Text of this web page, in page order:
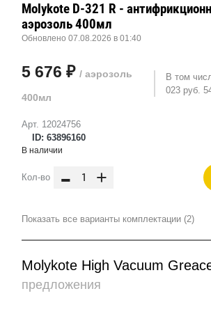
Арт. 12024756
ID: 63896160
Molykote D-321 R -
аэрозоль 400мл
Обновлено 07.08.2026 в 01:40
5 676 ₽ / аэрозоль
400мл
В том
023 руб.
В наличии
Кол-во - +
Показать все варианты комплектации (2)
Molykote High Vacuum
предложения